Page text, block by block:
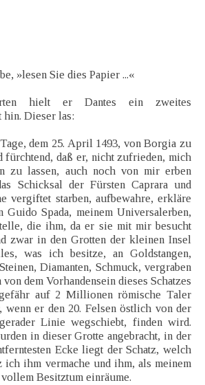
»lesen Sie dies Papier ...«
hielt er Dantes ein zweites
hin. Dieser las:
dem 25. April 1493, von Borgia zu
fürchtend, daß er, nicht zufrieden, mich
zu lassen, auch noch von mir erben
Schicksal der Fürsten Caprara und
vergiftet starben, aufbewahre, erkläre
Guido Spada, meinem Universalerben,
die ihm, da er sie mit mir besucht
zwar in den Grotten der kleinen Insel
was ich besitze, an Goldstangen,
Diamanten, Schmuck, vergraben
dem Vorhandensein dieses Schatzes
auf 2 Millionen römische Taler
wenn er den 20. Felsen östlich von der
Linie wegschiebt, finden wird.
in dieser Grotte angebracht, in der
Ecke liegt der Schatz, welch
ich ihm vermache und ihm, als meinem
Besitztum einräume.